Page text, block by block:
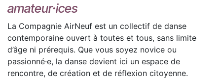
amateur·ices
La Compagnie AirNeuf est un collectif de danse
contemporaine ouvert à toutes et tous, sans limite
d’âge ni prérequis. Que vous soyez novice ou
passionné·e, la danse devient ici un espace de
rencontre, de création et de réflexion citoyenne.